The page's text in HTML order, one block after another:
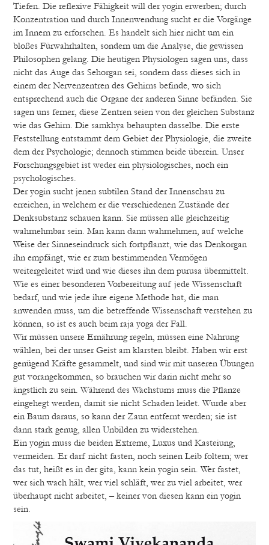
Tiefen. Die reflexive Fähigkeit will der yogin erwerben; durch
Konzentration und durch Innenwendung sucht er die Vorgänge
im Innern zu erforschen. Es handelt sich hier nicht um ein
bloßes Fürwahrhalten, sondern um die Analyse, die gewissen
Philosophen gelang. Die heutigen Physiologen sagen uns, dass
nicht das Auge das Sehorgan sei, sondern dass dieses sich in
einem der Nervenzentren des Gehirns befinde, wo sich
entsprechend auch die Organe der anderen Sinne befänden. Sie
sagen uns ferner, diese Zentren seien von der gleichen Substanz
wie das Gehirn. Die samkhya behaupten dasselbe. Die erste
Feststellung entstammt dem Gebiet der Physiologie, die zweite
dem der Psychologie; dennoch stimmen beide überein. Unser
Forschungsgebiet ist weder ein physiologisches, noch ein
psychologisches.
Der yogin sucht jenen subtilen Stand der Innenschau zu
erreichen, in welchem er die verschiedenen Zustände der
Denksubstanz schauen kann. Sie müssen alle gleichzeitig
wahrnehmbar sein. Man kann dann wahrnehmen, auf welche
Weise der Sinneseindruck sich fortpflanzt, wie das Denkorgan
ihn empfängt, wie er zum bestimmenden Vermögen
weitergeleitet wird und wie dieses ihn dem purusa übermittelt.
Wie es einer besonderen Vorbereitung auf jede Wissenschaft
bedarf, und wie jede ihre eigene Methode hat, die man
anwenden muss, um die betreffende Wissenschaft verstehen zu
können, so ist es auch beim raja yoga der Fall.
Wir müssen unsere Ernährung regeln, müssen eine Nahrung
wählen, bei der unser Geist am klarsten bleibt. Haben wir erst
genügend Kräfte gesammelt, und sind wir mit unseren Übungen
gut vorangekommen, so brauchen wir darin nicht mehr so
ängstlich zu sein. Während des Wachstums muss die Pflanze
eingehegt werden, damit sie nicht Schaden leidet. Wurde aber
ein Baum daraus, so kann der Zaun entfernt werden; sie ist
dann stark genug, allen Unbilden zu widerstehen.
Ein yogin muss die beiden Extreme, Luxus und Kasteiung,
vermeiden. Er darf nicht fasten, noch seinen Leib foltern; wer
das tut, heißt es in der gita, kann kein yogin sein. Wer fastet,
wer sich wach hält, wer viel schläft, wer zu viel arbeitet, wer
überhaupt nicht arbeitet, – keiner von diesen kann ein yogin
sein.